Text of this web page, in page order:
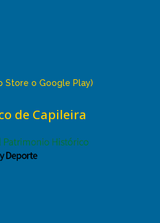
Store o Google Play)
de Capileira